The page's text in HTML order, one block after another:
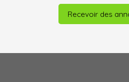
Recevoir des